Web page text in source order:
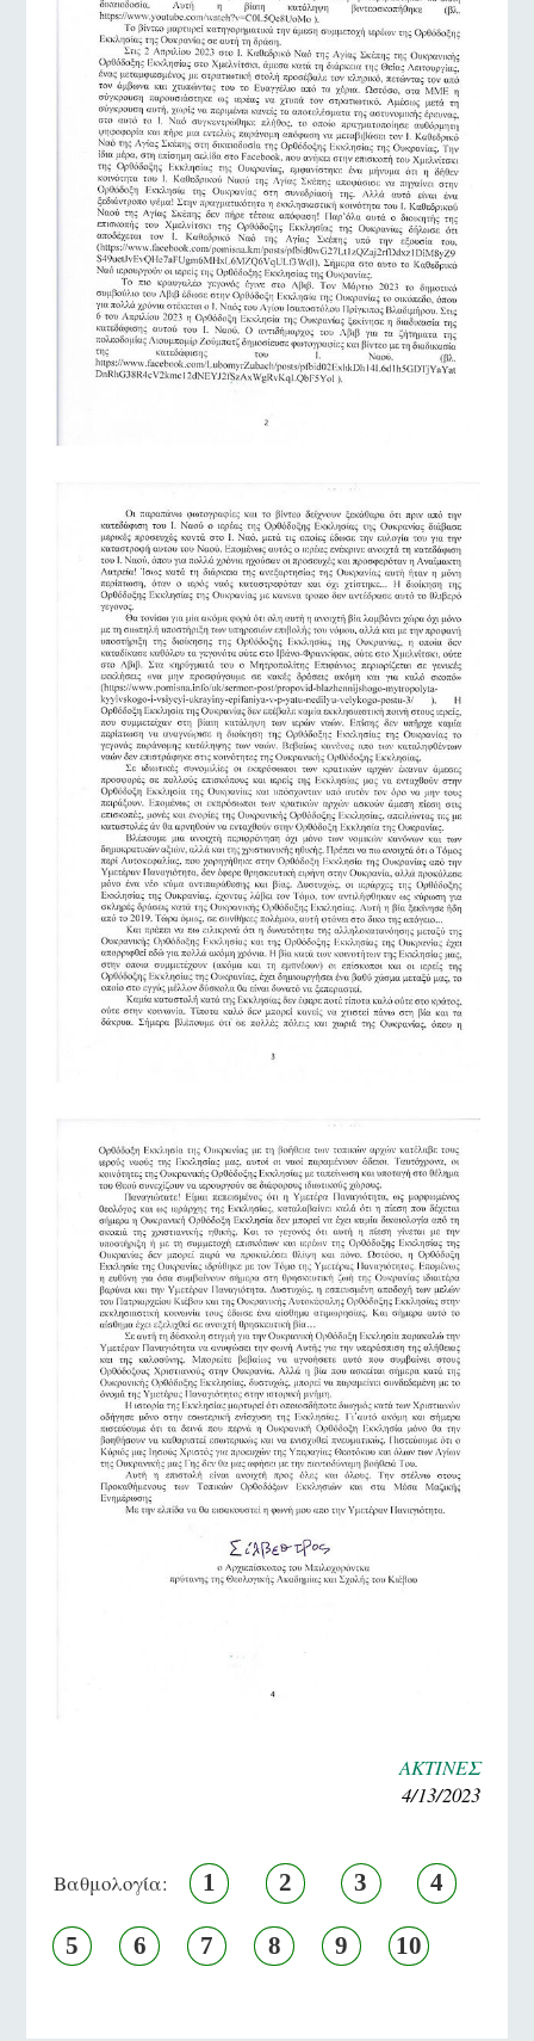
ΑΚΤΙΝΕΣ
4/13/2023
Βαθμολογία: 1 2 3 4
5 6 7 8 9 10